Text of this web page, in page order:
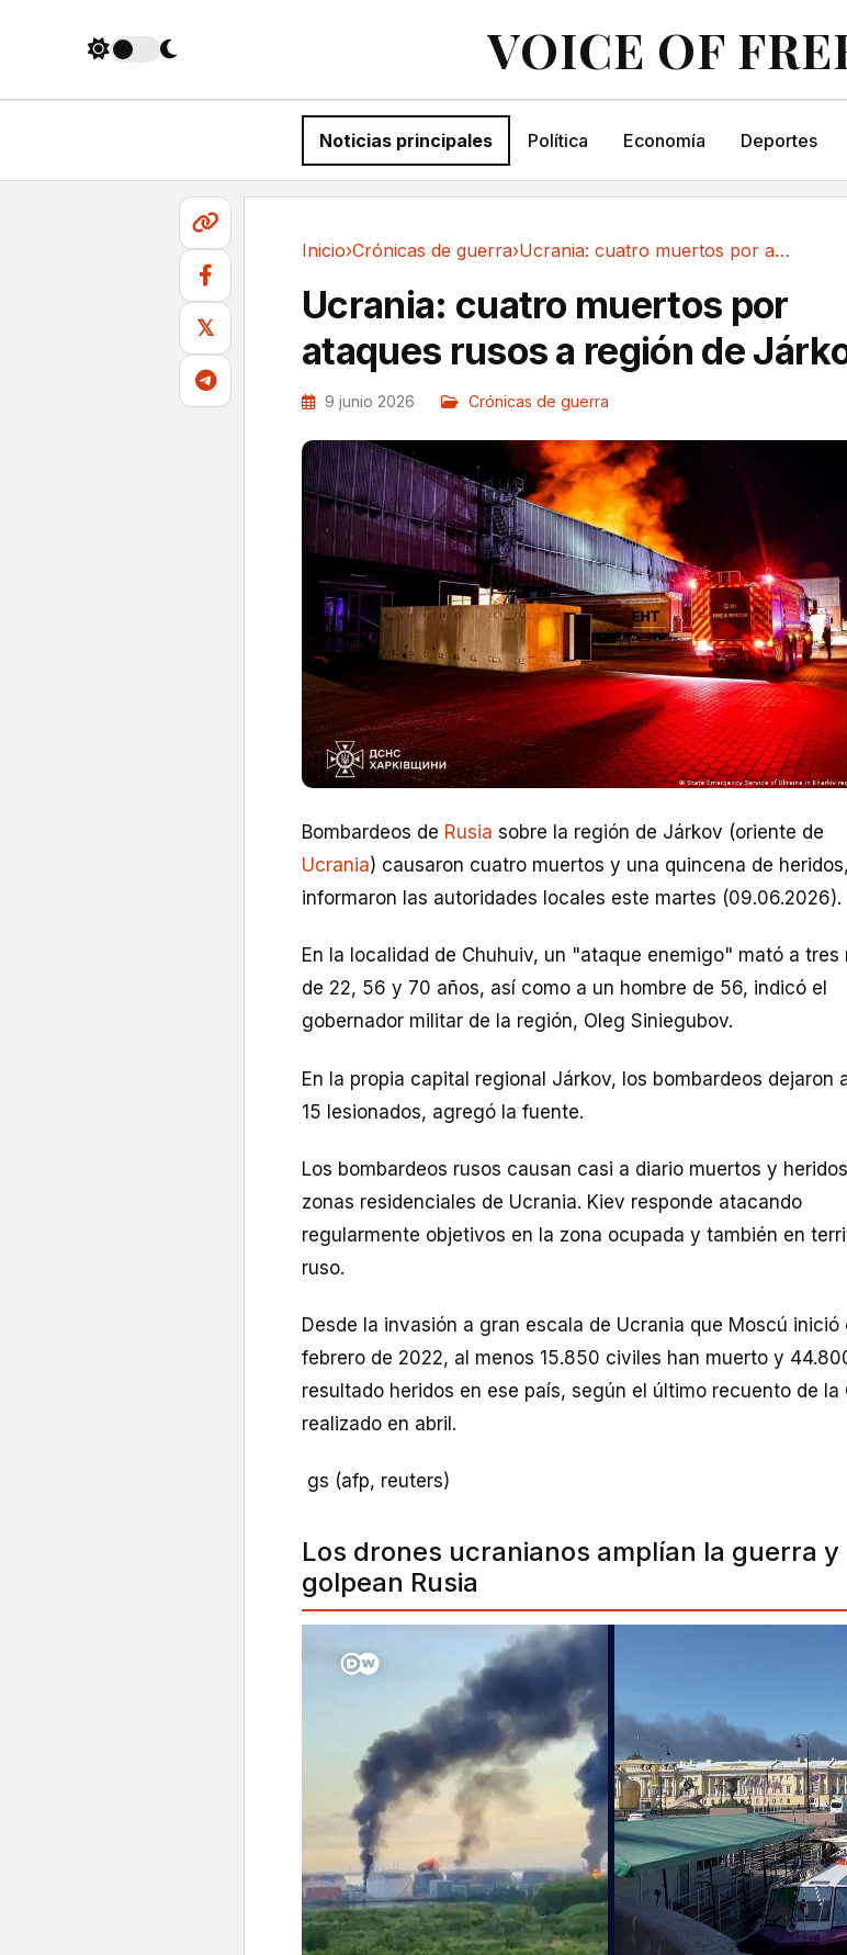
VOICE OF
Noticias principales Política Economía Deportes
𝕏
Inicio›Crónicas de guerra› Ucrania: cuatro muertos por ataques rusos a...
Ucrania: cuatro muertos por
ataques rusos a región de
9 junio 2026 Crónicas de guerra
Bombardeos de Rusia sobre la región de Járkov (oriente de
Ucrania) causaron cuatro muertos y una quincena de heridos,
informaron las autoridades locales este martes (09.06.2026).
En la localidad de Chuhuiv, un "ataque enemigo" mató a tres
de 22, 56 y 70 años, así como a un hombre de 56, indicó el
gobernador militar de la región, Oleg Siniegubov.
En la propia capital regional Járkov, los bombardeos dejaron
15 lesionados, agregó la fuente.
Los bombardeos rusos causan casi a diario muertos y
zonas residenciales de Ucrania. Kiev responde atacando
regularmente objetivos en la zona ocupada y también en
ruso.
Desde la invasión a gran escala de Ucrania que Moscú inició
febrero de 2022, al menos 15.850 civiles han muerto y
resultado heridos en ese país, según el último recuento de la
realizado en abril.
gs (afp, reuters)
Los drones ucranianos amplían la guerra y
golpean Rusia